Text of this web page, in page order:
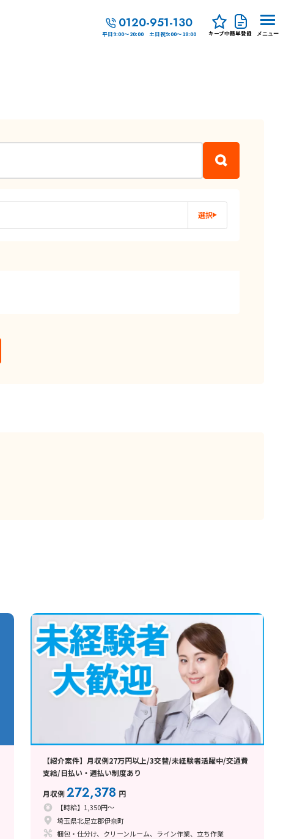
0120-951-130
平日9:00～20:00 土日祝9:00～18:00 キープ中簡単登録 メニュー
選択
【紹介案件】月収例27万円以上/3交替/未経験者活躍中/交通費
支給/日払い・週払い制度あり
月収例272,378 円
【時給】1,350円～
埼玉県北足立郡伊奈町
梱包・仕分け、クリーンルーム、ライン作業、立ち作業